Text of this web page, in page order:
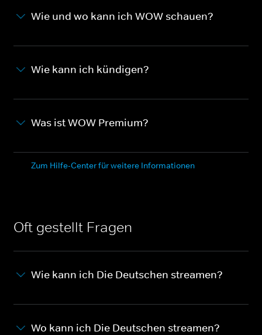
Wie und wo kann ich WOW schauen?
Wie kann ich kündigen?
Was ist WOW Premium?
Zum Hilfe-Center für weitere Informationen
Oft gestellt Fragen
Wie kann ich Die Deutschen streamen?
Wo kann ich Die Deutschen streamen?